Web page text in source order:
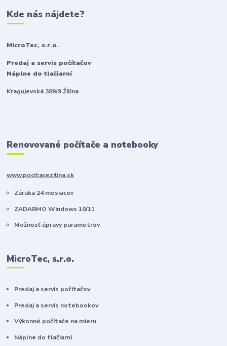
Kde nás nájdete?
MicroTec, s.r.o.
Predaj a servis počítačov
Náplne do tlačiarní
Kragujevská 389/9 Žilina
Renovované počítače a notebooky
www.pocitacezilina.sk
Záruka 24 mesiacov
ZADARMO Windows 10/11
Možnosť úpravy parametrov
MicroTec, s.r.o.
Predaj a servis počítačov
Predaj a servis notebookov
Výkonné počítače na mieru
Náplne do tlačiarní